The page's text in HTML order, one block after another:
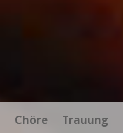
Chöre Trauung